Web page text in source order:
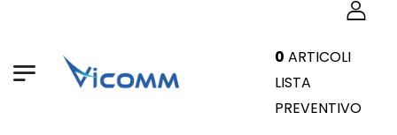
0 ARTICOLI
LISTA
PREVENTIVO